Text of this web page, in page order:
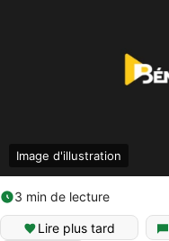
Image d'illustration
3 min de lecture
Lire plus tard